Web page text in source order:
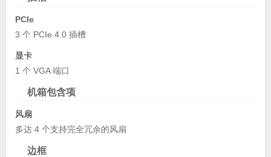
PCIe
3 个 PCIe 4.0 插槽
显卡
1 个 VGA 端口
机箱包含项
风扇
多达 4 个支持完全冗余的风扇
边框